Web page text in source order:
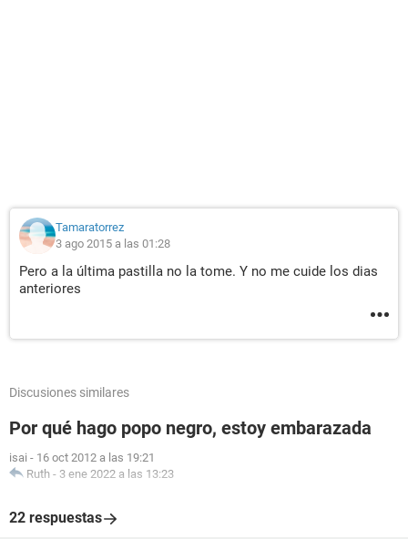
Tamaratorrez
3 ago 2015 a las 01:28
Pero a la última pastilla no la tome. Y no me cuide los dias
anteriores
Discusiones similares
Por qué hago popo negro, estoy embarazada
isai - 16 oct 2012 a las 19:21
Ruth - 3 ene 2022 a las 13:23
22 respuestas